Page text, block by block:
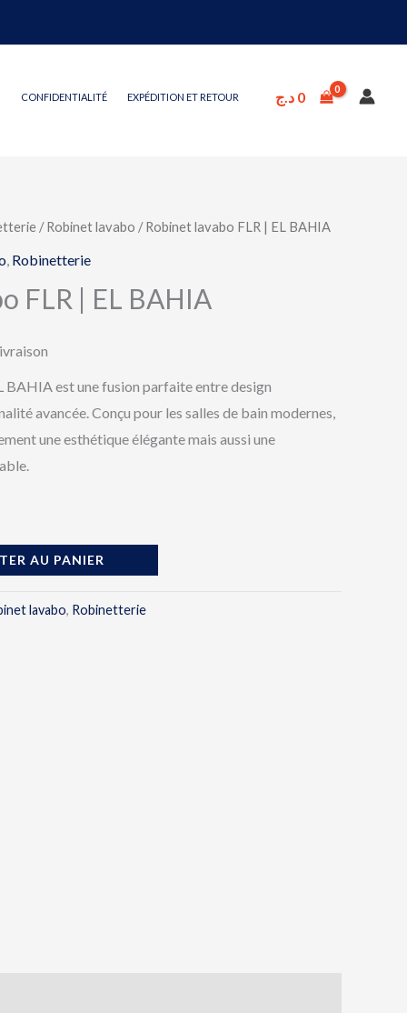
CONFIDENTIALITÉ EXPÉDITION ET RETOUR 0 د.ج
/Robinet lavabo / Robinet lavabo FLR | EL BAHIA
Robinetterie
FLR | EL BAHIA
BAHIA est une fusion parfaite entre design
avancée. Conçu pour les salles de bain modernes,
une esthétique élégante mais aussi une
AU PANIER
lavabo, Robinetterie